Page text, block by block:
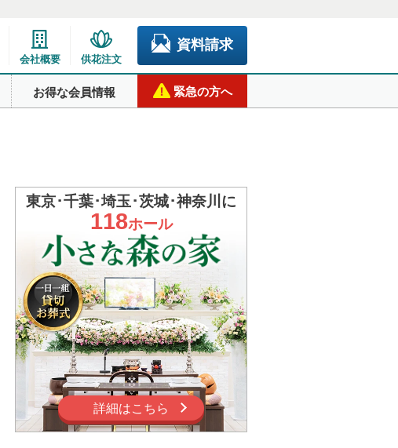
会社概要 供花注文
資料請求
お得な会員情報 緊急の方へ
東京･千葉･埼玉･茨城･神奈川に
118ホール
詳細はこちら